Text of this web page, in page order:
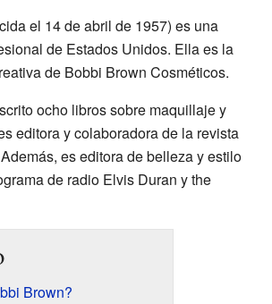
el 14 de abril de 1957) es una
de Estados Unidos. Ella es la
de Bobbi Brown Cosméticos.
ocho libros sobre maquillaje y
editora y colaboradora de la revista
es editora de belleza y estilo
de radio Elvis Duran y the
Brown?